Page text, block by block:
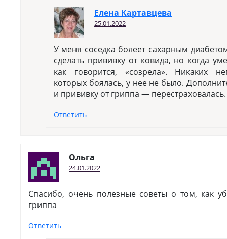
Елена Картавцева
25.01.2022
У меня соседка болеет сахарным
сделать прививку от ковида, но когда
как говорится, «созрела». Никаких
которых боялась, у нее не было.
и прививку от гриппа — перестраховалась.
Ответить
Ольга
24.01.2022
Спасибо, очень полезные советы о том, как
гриппа
Ответить